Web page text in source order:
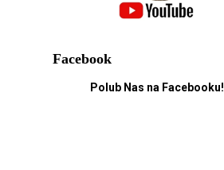
Facebook
Polub Nas na Facebooku!